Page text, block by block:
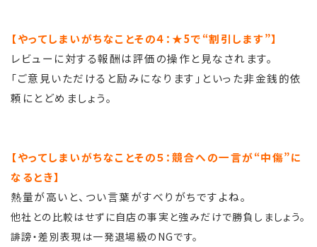
【やってしまいがちなことその４：★5で“割引します”】
レビューに対する報酬は評価の操作と見なされます。
「ご意見いただけると励みになります」といった非金銭的依
頼にとどめましょう。
【やってしまいがちなことその５：競合への一言が“中傷”に
なるとき】
熱量が高いと、つい言葉がすべりがちですよね。
他社との比較はせずに自店の事実と強みだけで勝負しましょう。
誹謗・差別表現は一発退場級のNGです。